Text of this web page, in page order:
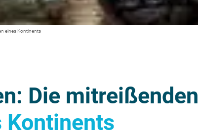
eines Kontinents
Die mitreißenden
Kontinents